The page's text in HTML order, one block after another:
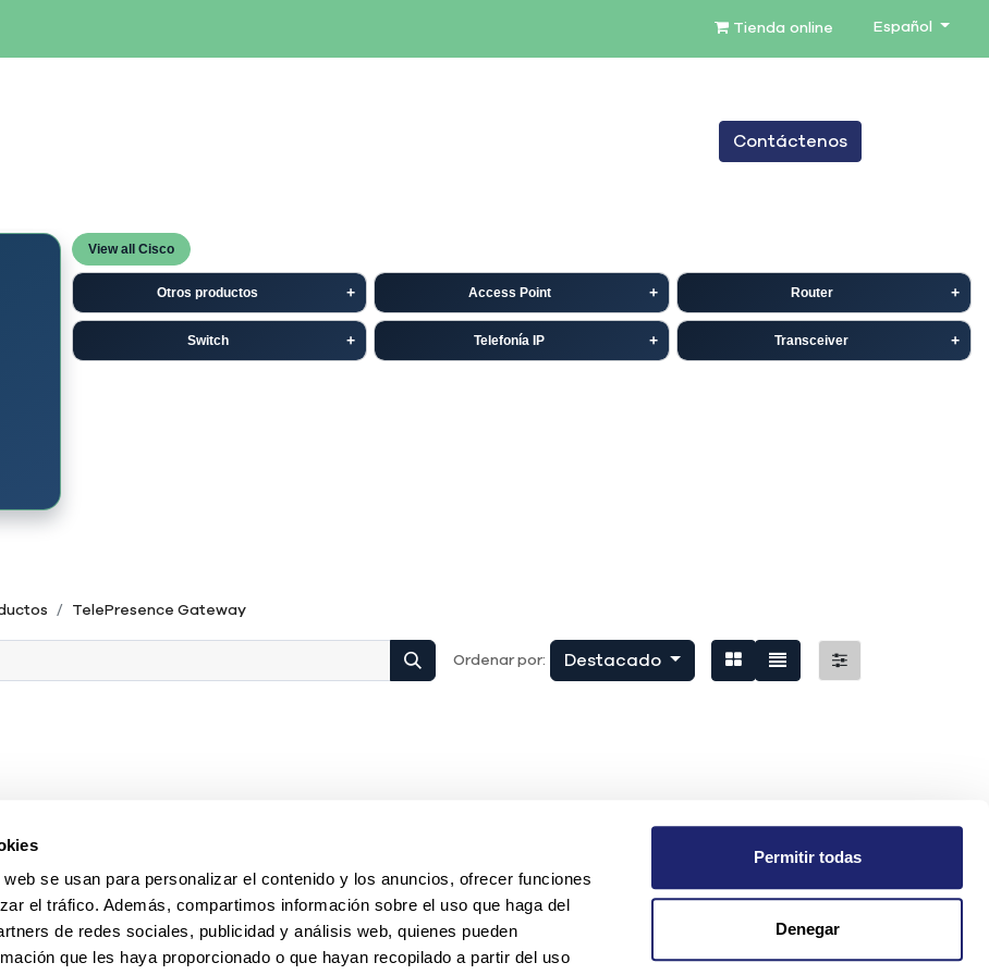
se usan para personalizar el contenido y los anuncios, ofrecer funciones
el tráfico. Además, compartimos información sobre el uso que haga del
de redes sociales, publicidad y análisis web, quienes pueden
que les haya proporcionado o que hayan recopilado a partir del uso
Permitir todas
Denegar
Tienda online Español
BLOG
Contáctenos
View all Cisco
Otros productos Access Point Router
Switch Telefonía IP Transceiver
TelePresence Gateway
Ordenar por: Destacado